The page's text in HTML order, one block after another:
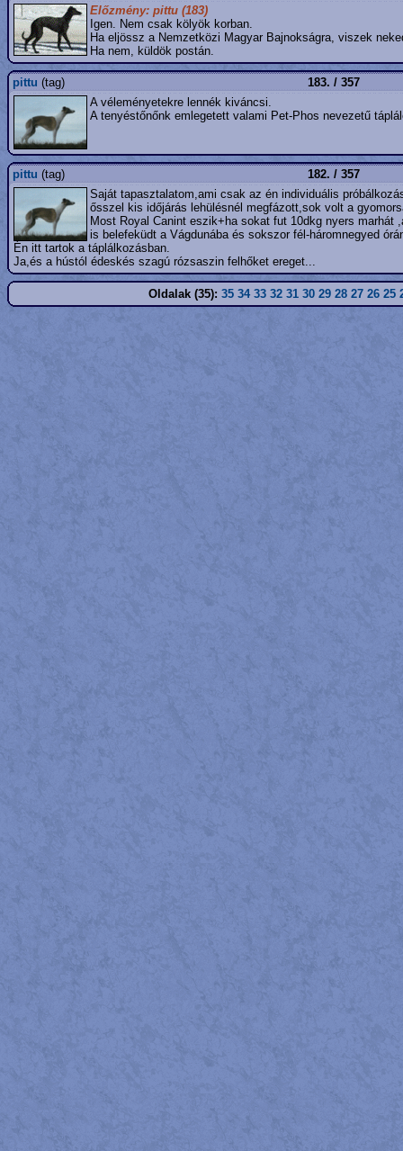
Előzmény: pittu (183)
Igen. Nem csak kölyök korban.
Ha eljössz a Nemzetközi Magyar Bajnokságra, viszek
Ha nem, küldök postán.
pittu (tag)
183. / 357
A véleményetekre lennék kiváncsi.
A tenyéstőnőnk emlegetett valami Pet-Phos nevezetű
pittu (tag)
182. / 357
Saját tapasztalatom,ami csak az én individuális
ősszel kis időjárás lehülésnél megfázott,sok volt a
Most Royal Canint eszik+ha sokat fut 10dkg nyers
is belefeküdt a Vágdunába és sokszor fél-háromnegyed
Én itt tartok a táplálkozásban.
Ja,és a hústól édeskés szagú rózsaszin felhőket ereget...
Oldalak (35): 35 34 33 32 31 30 29 28 27 26 25